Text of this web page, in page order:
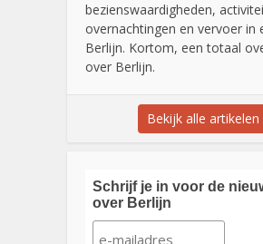
bezienswaardigheden,
overnachtingen en vervoer in
Berlijn. Kortom, een totaal
over Berlijn.
Bekijk alle artikelen
Schrijf je in voor de
over Berlijn